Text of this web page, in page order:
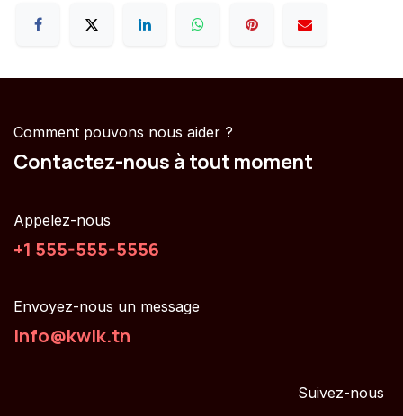
Comment pouvons nous aider ?
Contactez-nous à tout moment
Appelez-nous
+1 555-555-5556
Envoyez-nous un message
info@kwik.tn
Suivez-nous